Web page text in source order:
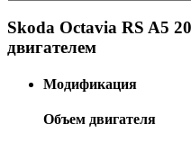
Skoda Octavia RS A5
двигателем
Модификация
Объем двигателя